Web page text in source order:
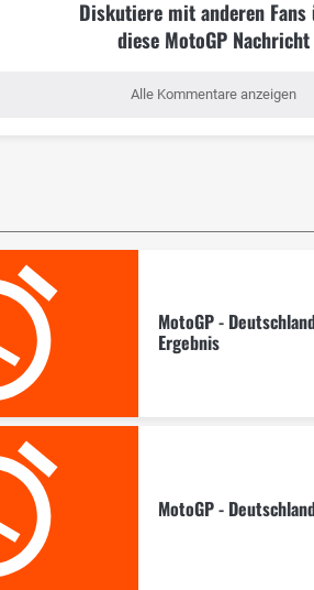
Diskutiere mit anderen Fans
diese MotoGP Nachricht
Alle Kommentare anzeigen
MotoGP -
Ergebnis
MotoGP -